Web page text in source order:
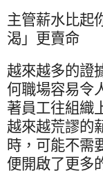
主管薪水比
渴」更賣命
越來越多的證
何職場容易令
著員工往組織
越來越荒謬的
時，可能不需
便開啟了更多